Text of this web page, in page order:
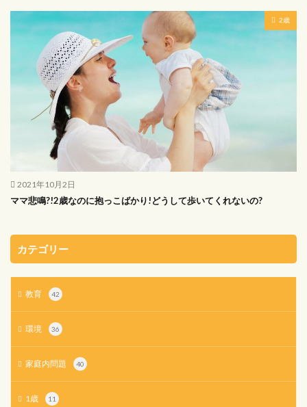
2歳
2021年10月2日
ママ悲鳴?!2歳なのに抱っこばかり!どうして歩いてくれないの?
カテゴリー
教育 42
環境 36
家庭内問題 40
1歳 11